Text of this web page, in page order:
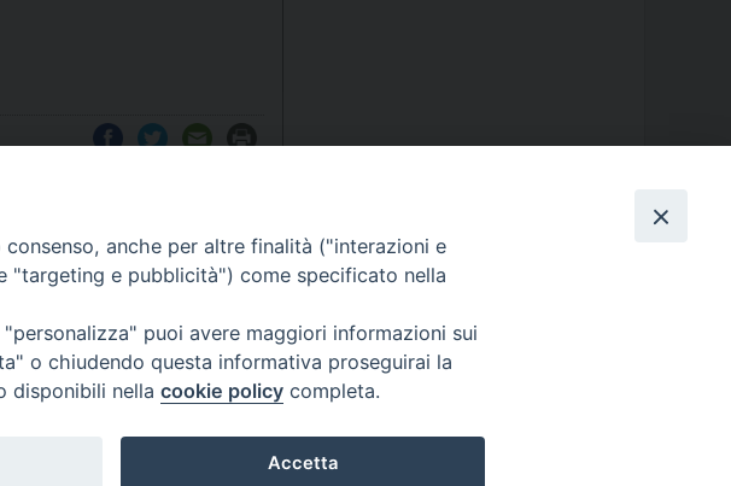
DI CHIETI VASTO -Informativa sulla privacy - Note Legali - Cookies Policy
anche per altre finalità ("interazioni e
"targeting e pubblicità") come specificato nella
puoi avere maggiori informazioni sui
o chiudendo questa informativa proseguirai la
disponibili nella cookie policy completa.
Accetta